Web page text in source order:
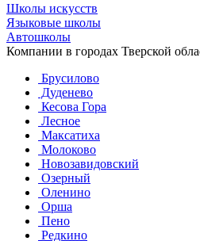
Школы искусств
Языковые школы
Автошколы
Компании в городах Тверской
Брусилово
Дуденево
Кесова Гора
Лесное
Максатиха
Молоково
Новозавидовский
Озерный
Оленино
Орша
Пено
Редкино